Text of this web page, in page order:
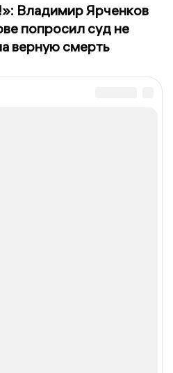
Владимир Ярченков
попросил суд не
верную смерть